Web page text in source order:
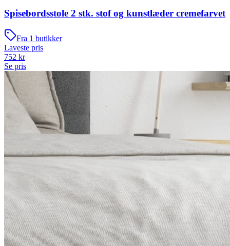
Spisebordsstole 2 stk. stof og kunstlæder cremefarvet
Fra 1 butikker
Laveste pris
752 kr
Se pris